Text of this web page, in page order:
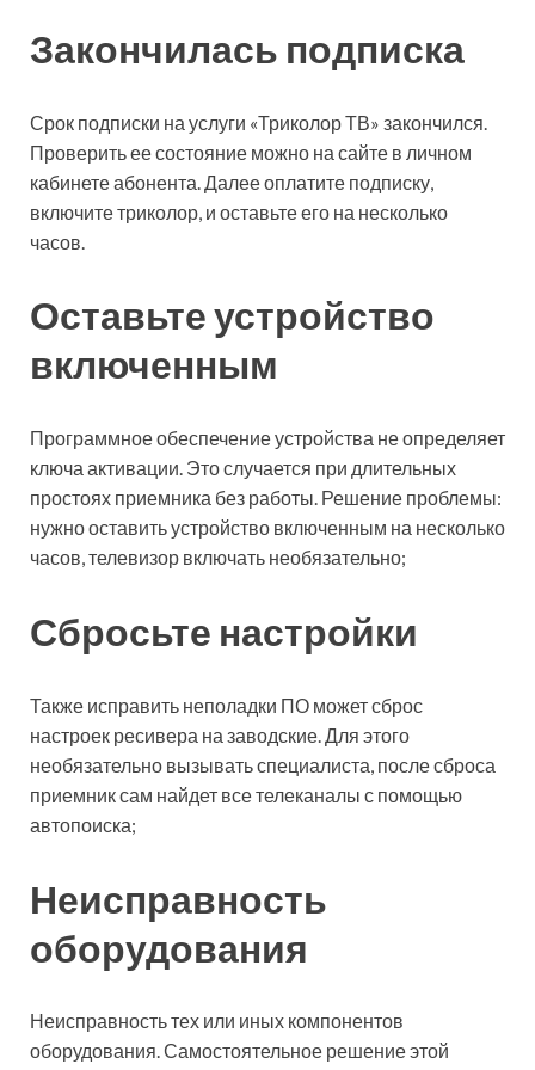
Закончилась подписка
Срок подписки на услуги «Триколор ТВ» закончился.
Проверить ее состояние можно на сайте в личном
кабинете абонента. Далее оплатите подписку,
включите триколор, и оставьте его на несколько
часов.
Оставьте устройство
включенным
Программное обеспечение устройства не определяет
ключа активации. Это случается при длительных
простоях приемника без работы. Решение проблемы:
нужно оставить устройство включенным на несколько
часов, телевизор включать необязательно;
Сбросьте настройки
Также исправить неполадки ПО может сброс
настроек ресивера на заводские. Для этого
необязательно вызывать специалиста, после сброса
приемник сам найдет все телеканалы с помощью
автопоиска;
Неисправность
оборудования
Неисправность тех или иных компонентов
оборудования. Самостоятельное решение этой